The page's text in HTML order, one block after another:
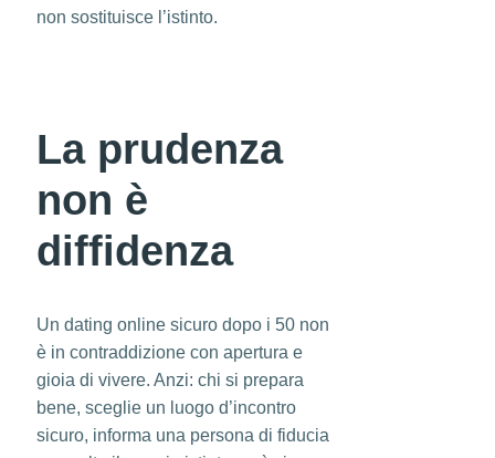
non sostituisce l’istinto.
La prudenza
non è
diffidenza
Un dating online sicuro dopo i 50 non
è in contraddizione con apertura e
gioia di vivere. Anzi: chi si prepara
bene, sceglie un luogo d’incontro
sicuro, informa una persona di fiducia